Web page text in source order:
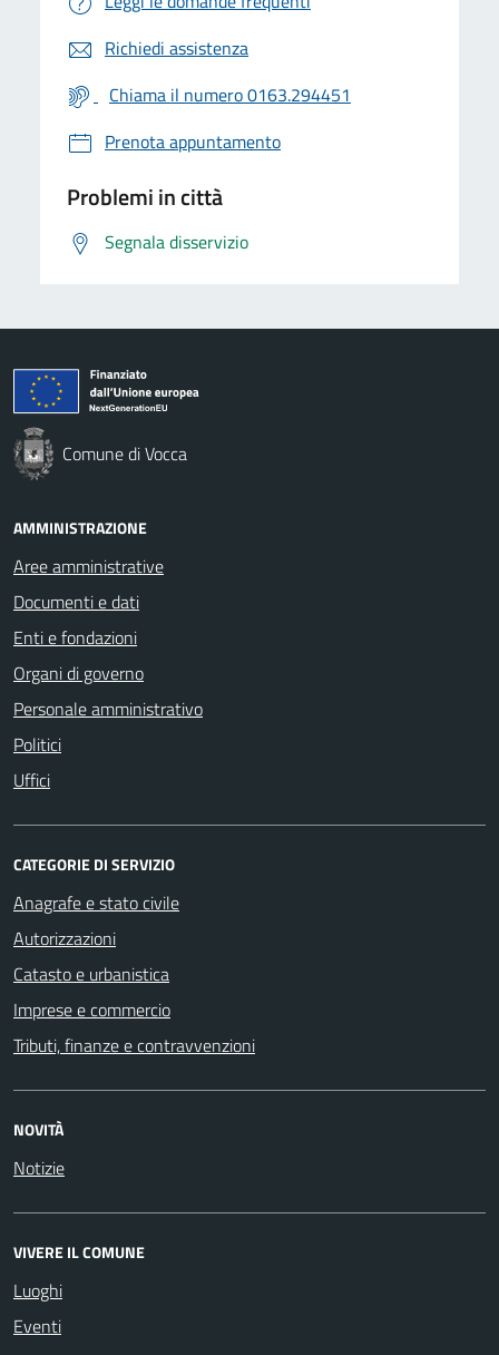
Richiedi assistenza
Chiama il numero 0163.294451
Prenota appuntamento
Problemi in città
Segnala disservizio
Comune di Vocca
AMMINISTRAZIONE
Aree amministrative
Documenti e dati
Enti e fondazioni
Organi di governo
Personale amministrativo
Politici
Uffici
CATEGORIE DI SERVIZIO
Anagrafe e stato civile
Autorizzazioni
Catasto e urbanistica
Imprese e commercio
Tributi, finanze e contravvenzioni
NOVITÀ
Notizie
VIVERE IL COMUNE
Luoghi
Eventi